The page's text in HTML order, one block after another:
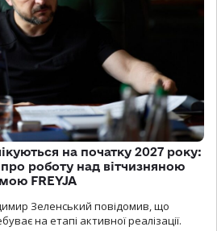
на початку 2027 року:
роботу над вітчизняною
FREYJA
Зеленський повідомив, що
на етапі активної реалізації.